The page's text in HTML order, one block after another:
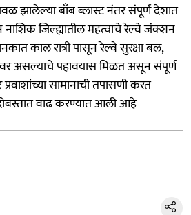
झालेल्या बाँब ब्लास्ट नंतर संपूर्ण देशात
जिल्ह्यातील महत्वाचे रेल्वे जंक्शन
काल रात्री पासून रेल्वे सुरक्षा बल,
असल्याचे पहावयास मिळत असून संपूर्ण
प्रवाशांच्या सामानाची तपासणी करत
वाढ करण्यात आली आहे